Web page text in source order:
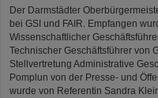
Der Darmstädter
bei GSI und FAIR. Empfangen
Wissenschaftlicher
Technischer Geschäftsführer von
Stellvertretung Administrative
Pomplun von der Presse- und
wurde von Referentin Sandra